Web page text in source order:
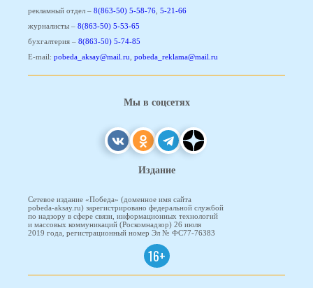
рекламный отдел – 8(863-50) 5-58-76 5-21-66
журналисты – 8(863-50) 5-53-65
бухгалтерия – 8(863-50) 5-74-85
E-mail: pobeda_aksay@mail.ru pobeda_reklama@mail.ru
Мы в соцсетях
Издание
Сетевое издание «Победа» (доменное имя сайта
pobeda-aksay.ru) зарегистрировано федеральной службой
по надзору в сфере связи, информационных технологий
и массовых коммуникаций (Роскомнадзор) 26 июля
2019 года, регистрационный номер Эл № ФС77-76383
16+